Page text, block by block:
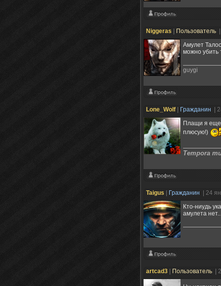
Niggeras Пользователь
Амулет
можно убить
guygi
Lone_Wolf Гражданин
|
Плащи я еще
плюсую!)
Tempora
Taigus Гражданин
| 24
Кто-ниудь
амулета
artcad3 Пользователь |